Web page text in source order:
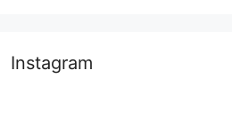
Instagram